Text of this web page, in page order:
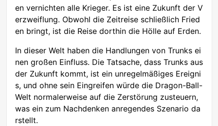
en vernichten alle Krieger. Es ist eine Zukunft der V
erzweiflung. Obwohl die Zeitreise schließlich Fried
en bringt, ist die Reise dorthin die Hölle auf Erden.
In dieser Welt haben die Handlungen von Trunks ei
nen großen Einfluss. Die Tatsache, dass Trunks aus
der Zukunft kommt, ist ein unregelmäßiges Ereigni
s, und ohne sein Eingreifen würde die Dragon-Ball-
Welt normalerweise auf die Zerstörung zusteuern,
was ein zum Nachdenken anregendes Szenario da
rstellt.